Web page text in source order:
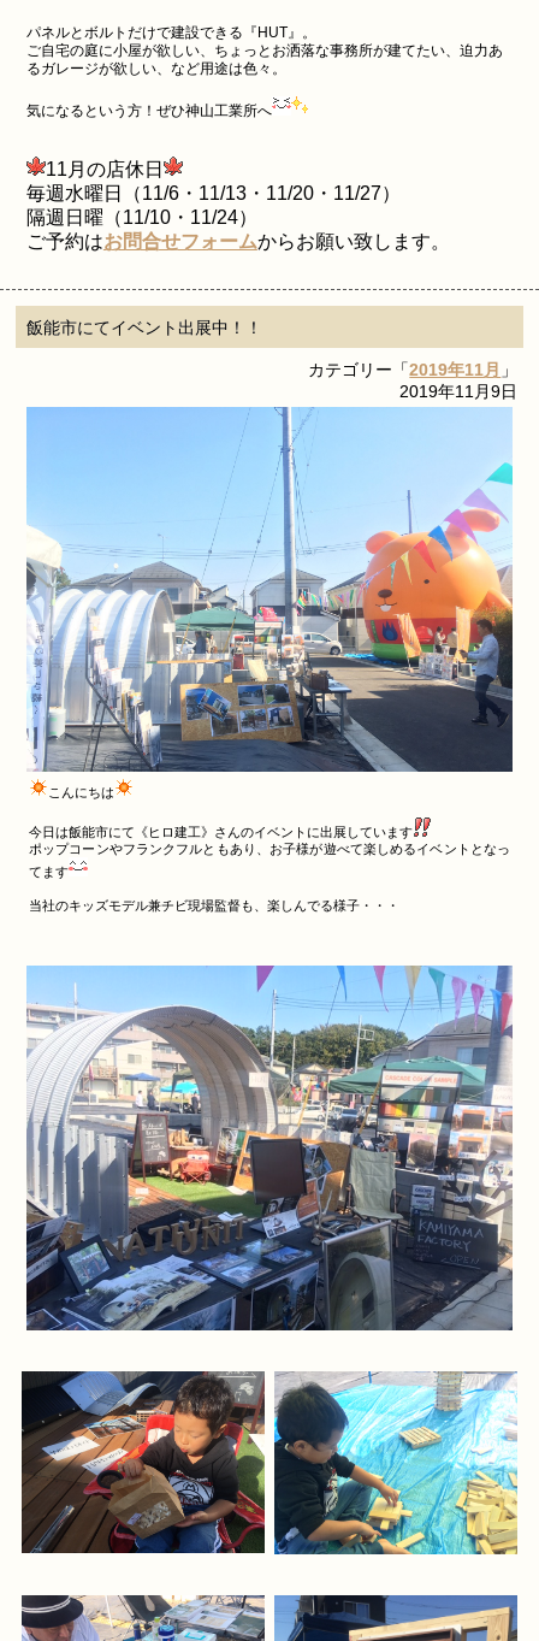
パネルとボルトだけで建設できる『HUT』。
ご自宅の庭に小屋が欲しい、ちょっとお洒落な事務所が建てたい、迫力あ
るガレージが欲しい、など用途は色々。
気になるという方！ぜひ神山工業所へ
11月の店休日
毎週水曜日（11/6・11/13・11/20・11/27）
隔週日曜（11/10・11/24）
ご予約はお問合せフォームからお願い致します。
飯能市にてイベント出展中！！
カテゴリー「2019年11月 」
2019年11月9日
こんにちは
今日は飯能市にて《ヒロ建工》さんのイベントに出展しています
ポップコーンやフランクフルともあり、お子様が遊べて楽しめるイベントとなっ
てます
当社のキッズモデル兼チビ現場監督も、楽しんでる様子・・・